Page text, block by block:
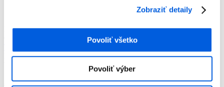
Zobraziť detaily
Povoliť všetko
Povoliť výber
Peňaženka pánska - Tom Tailor
Číslo výrobcu:000445
Farba:čierna
39,99€